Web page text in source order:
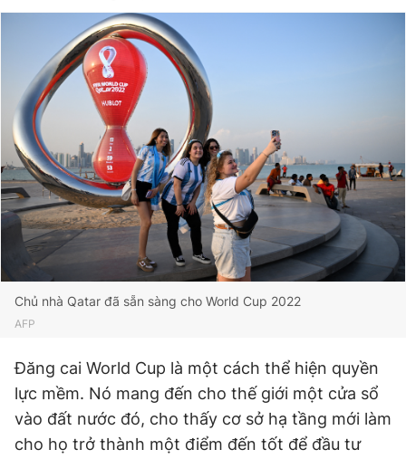
Chủ nhà Qatar đã sẵn sàng cho World Cup 2022
AFP
Đăng cai World Cup là một cách thể hiện quyền
lực mềm. Nó mang đến cho thế giới một cửa sổ
vào đất nước đó, cho thấy cơ sở hạ tầng mới làm
cho họ trở thành một điểm đến tốt để đầu tư